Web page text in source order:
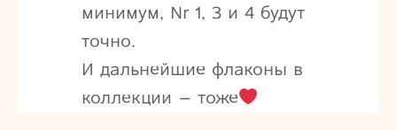
минимум, Nr 1, 3 и 4 будут
точно.
И дальнейшие флаконы в
коллекции – тоже